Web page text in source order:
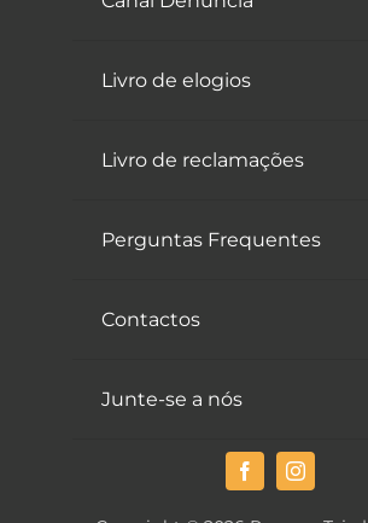
Livro de elogios
Livro de reclamações
Perguntas Frequentes
Contactos
Junte-se a nós